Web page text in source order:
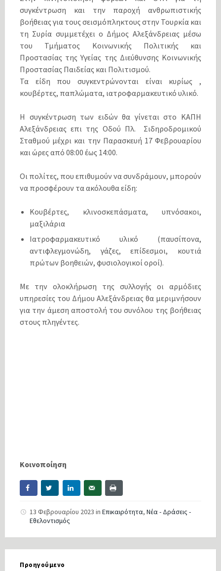
συγκέντρωση και την παροχή ανθρωπιστικής
βοήθειας για τους σεισμόπληκτους στην Τουρκία και
τη Συρία συμμετέχει ο Δήμος Αλεξάνδρειας μέσω
του Τμήματος Κοινωνικής Πολιτικής και
Προστασίας της Υγείας της Διεύθυνσης Κοινωνικής
Προστασίας Παιδείας και Πολιτισμού.
Τα είδη που συγκεντρώνονται είναι κυρίως ,
κουβέρτες, παπλώματα, ιατροφαρμακευτικό υλικό.
Η συγκέντρωση των ειδών θα γίνεται στο ΚΑΠΗ
Αλεξάνδρειας επι της Οδού Πλ. Σιδηροδρομικού
Σταθμού μέχρι και την Παρασκευή 17 Φεβρουαρίου
και ώρες από 08:00 έως 14:00.
Οι πολίτες, που επιθυμούν να συνδράμουν, μπορούν
να προσφέρουν τα ακόλουθα είδη:
Κουβέρτες, κλινοσκεπάσματα, υπνόσακοι,
μαξιλάρια
Ιατροφαρμακευτικό υλικό (παυσίπονα,
αντιφλεγμονώδη, γάζες, επίδεσμοι, κουτιά
πρώτων βοηθειών, φυσιολογικοί οροί).
Με την ολοκλήρωση της συλλογής οι αρμόδιες
υπηρεσίες του Δήμου Αλεξάνδρειας θα μεριμνήσουν
για την άμεση αποστολή του συνόλου της βοήθειας
στους πληγέντες.
Κοινοποίηση
13 Φεβρουαρίου 2023 in Επικαιρότητα, Νέα - Δράσεις -
Εθελοντισμός
Προηγούμενο